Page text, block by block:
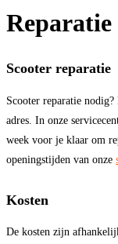
Scooter reparatie
Scooter reparatie
adres. In onze
week voor je klaar om
openingstijden van onze
Kosten
De kosten zijn